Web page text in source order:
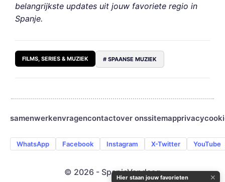
belangrijkste updates uit jouw favoriete regio in
Spanje.
FILMS, SERIES & MUZIEK # SPAANSE MUZIEK
samenwerkenvragencontactover onssitemapprivacy
WhatsApp Facebook Instagram X-Twitter YouTube
© 2026 - SpanjeVandaag
Hier staan jouw favorieten ✕